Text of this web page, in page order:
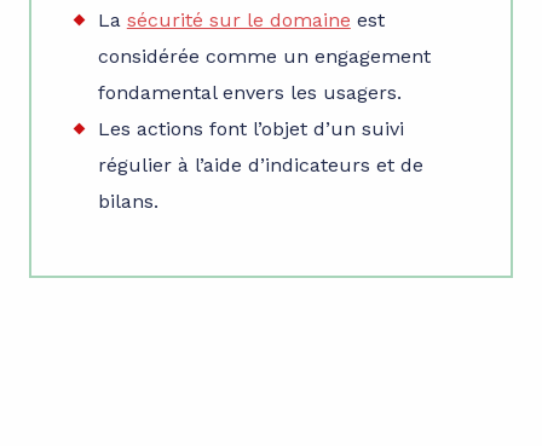
La sécurité sur le domaine est
considérée comme un engagement
fondamental envers les usagers.
Les actions font l’objet d’un suivi
régulier à l’aide d’indicateurs et de
bilans.